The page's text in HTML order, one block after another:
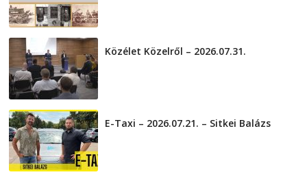
Közélet Közelről – 2026.07.31.
E-Taxi – 2026.07.21. – Sitkei Balázs